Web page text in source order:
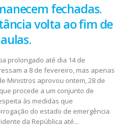
fechadas.
volta ao fim de
prolongado até dia 14 de
a 8 de fevereiro, mas apenas
Ministros aprovou ontem, 28 de
procede a um conjunto de
às medidas que
do estado de emergência
da República até...